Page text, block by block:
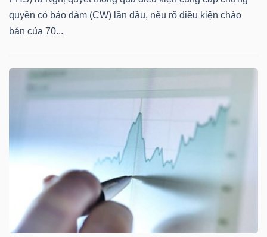
quyền có bảo đảm (CW) lần đầu, nêu rõ điều kiện chào
bán của 70...
CHÍNH
CÔNG
THÔNG
TIN